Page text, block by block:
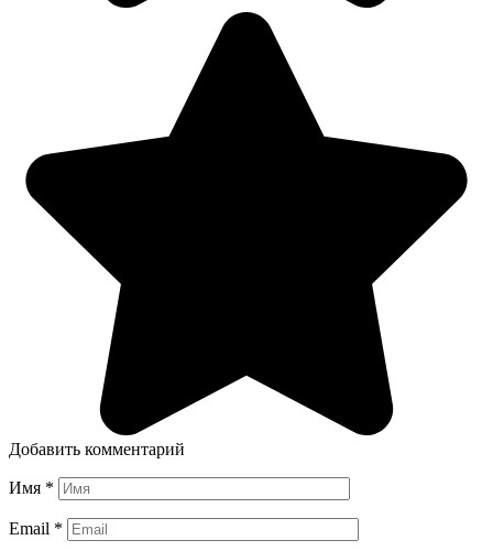
Добавить комментарий
Имя *
Email *